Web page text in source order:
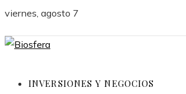
viernes, agosto 7
INVERSIONES Y NEGOCIOS